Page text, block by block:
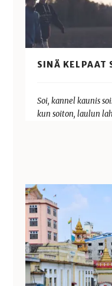
SINÄ KELPAAT
Soi, kannel kaunis
kun soiton, laulun